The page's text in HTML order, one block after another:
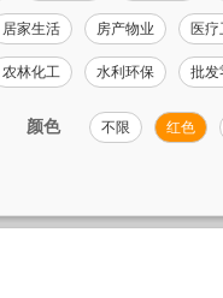
居家生活 房产物业 医
农林化工 水利环保 批发
颜色 不限 红色